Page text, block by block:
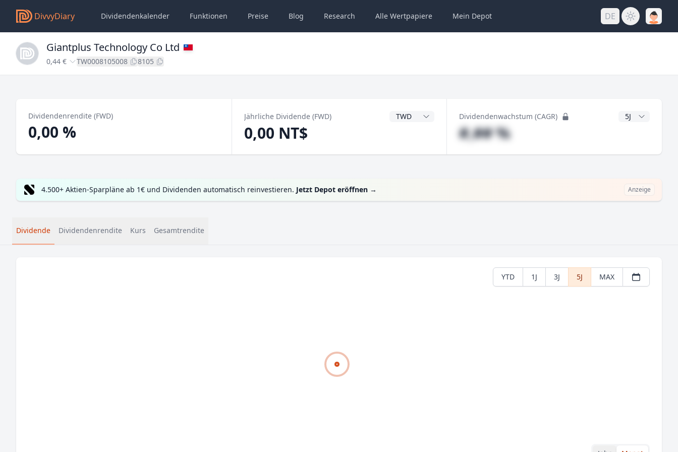
DivvyDiary Dividendenkalender Funktionen Preise Blog Research Alle Wertpapiere Mein Depot DE
Giantplus Technology Co Ltd
0,44 € TW0008105008 8105
Dividendenrendite (FWD)
0,00 %
Jährliche Dividende (FWD) Dividendenwährung
0,00 NT$
Dividendenwachstum (CAGR) CAGR Jahre
#,## %
4.500+ Aktien-Sparpläne ab 1€ und Dividenden automatisch reinvestieren. Jetzt Depot eröffnen → Anzeige
Dividende Dividendenrendite Kurs Gesamtrendite
YTD 1J 3J 5J MAX